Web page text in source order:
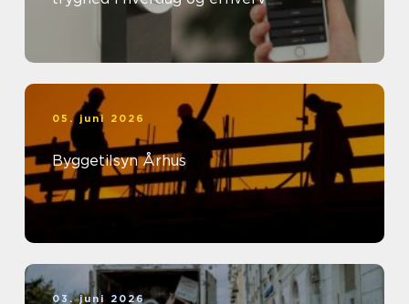
05. juni 2026
Byggetilsyn Århus
03. juni 2026